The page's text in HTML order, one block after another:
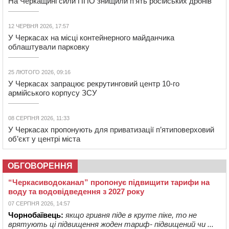
12 ЧЕРВНЯ 2026, 17:57
У Черкасах на місці контейнерного майданчика
облаштували парковку
25 ЛЮТОГО 2026, 09:16
У Черкасах запрацює рекрутинговий центр 10-го
армійського корпусу ЗСУ
08 СЕРПНЯ 2026, 11:33
У Черкасах пропонують для приватизації п’ятиповерховий
об’єкт у центрі міста
ОБГОВОРЕННЯ
“Черкасиводоканал” пропонує підвищити тарифи на
воду та водовідведення з 2027 року
07 СЕРПНЯ 2026, 14:57
Чорнобаївець: якщо гривня піде в круте піке, то не
врятують ці підвищення жоден тариф- підвищений чи ...